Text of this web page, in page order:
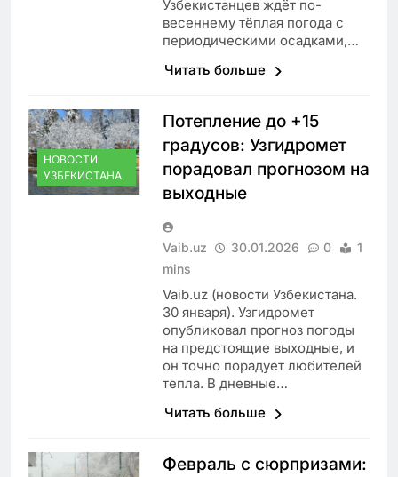
Узбекистанцев ждёт по-
весеннему тёплая погода с
периодическими осадками,…
Читать больше
НОВОСТИ
УЗБЕКИСТАНА
Потепление до +15
градусов: Узгидромет
порадовал прогнозом на
выходные
Vaib.uz 30.01.2026 0
1
mins
Vaib.uz (новости Узбекистана.
30 января). Узгидромет
опубликовал прогноз погоды
на предстоящие выходные, и
он точно порадует любителей
тепла. В дневные…
Читать больше
Февраль с сюрпризами: